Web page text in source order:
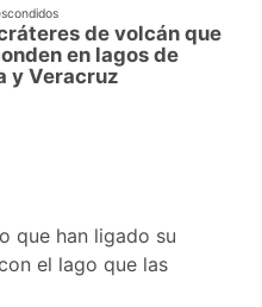
de volcán que
en lagos de
y Veracruz
que han ligado su
el lago que las